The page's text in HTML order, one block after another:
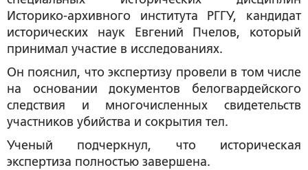
Историко-архивного института РГГУ, кандидат
исторических наук Евгений Пчелов, который
принимал участие в исследованиях.
Он пояснил, что экспертизу провели в том числе
на основании документов белогвардейского
следствия и многочисленных свидетельств
участников убийства и сокрытия тел.
Ученый подчеркнул, что историческая
экспертиза полностью завершена.